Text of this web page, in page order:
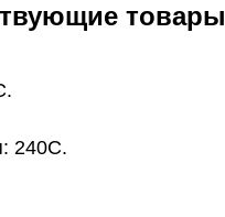
товары
240С.